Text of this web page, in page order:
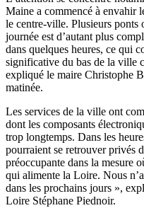
Maine a commencé à envahir
le centre-ville. Plusieurs ponts
journée est d’autant plus
dans quelques heures, ce qui
significative du bas de la ville
expliqué le maire Christophe
matinée.
Les services de la ville ont
dont les composants
trop longtemps. Dans les
pourraient se retrouver privés
préoccupante dans la mesure
qui alimente la Loire. Nous
dans les prochains jours »,
Loire Stéphane Piednoir.